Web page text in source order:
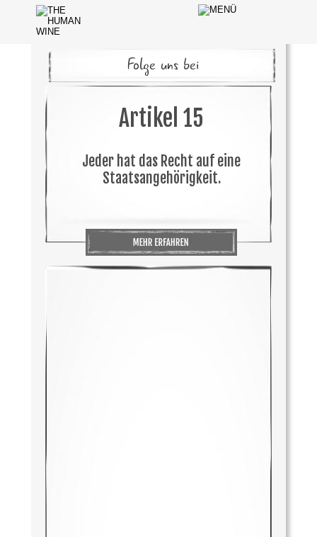
Artikel 15
Jeder hat das Recht auf eine
Staatsangehörigkeit.
Folge uns bei